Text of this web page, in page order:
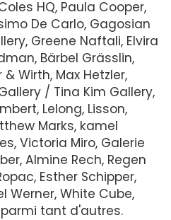
HQ, Paula Cooper,
De Carlo, Gagosian
Greene Naftali, Elvira
Bärbel Grässlin,
Wirth, Max Hetzler,
/ Tina Kim Gallery,
Lelong, Lisson,
Marks, kamel
Victoria Miro, Galerie
Almine Rech, Regen
Esther Schipper,
Werner, White Cube,
parmi tant d'autres.